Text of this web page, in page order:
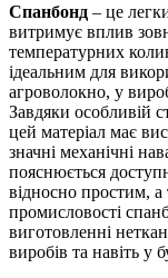
Спанбонд – це
витримує вплив
температурних
ідеальним для
агроволокно, у
Завдяки особливій
цей матеріал має
значні механічні
пояснюється
відносно простим, а
промисловості
виготовленні
виробів та навіть у